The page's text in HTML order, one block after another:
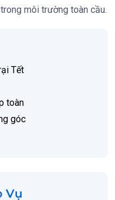
môi trường toàn cầu.
Tết
toàn
góc
Vụ